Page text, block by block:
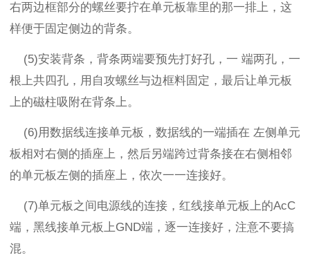
右两边框部分的螺丝要拧在单元板靠里的那一排上，这
样便于固定侧边的背条。
(5)安装背条，背条两端要预先打好孔，一 端两孔，一
根上共四孔，用自攻螺丝与边框料固定，最后让单元板
上的磁柱吸附在背条上。
(6)用数据线连接单元板，数据线的一端插在 左侧单元
板相对右侧的插座上，然后另端跨过背条接在右侧相邻
的单元板左侧的插座上，依次一一连接好。
(7)单元板之间电源线的连接，红线接单元板上的AcC
端，黑线接单元板上GND端，逐一连接好，注意不要搞
混。